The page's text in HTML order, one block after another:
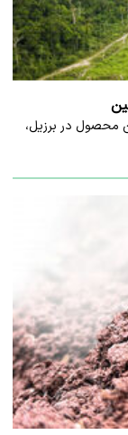
محصول در برزیل،